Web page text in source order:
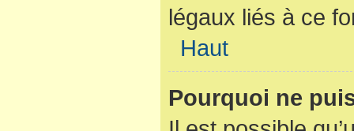
légaux liés à ce
Haut
Pourquoi ne